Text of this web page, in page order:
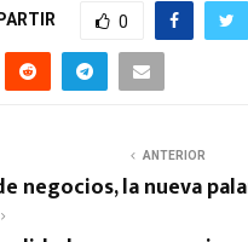
0
ANTERIOR
negocios, la nueva